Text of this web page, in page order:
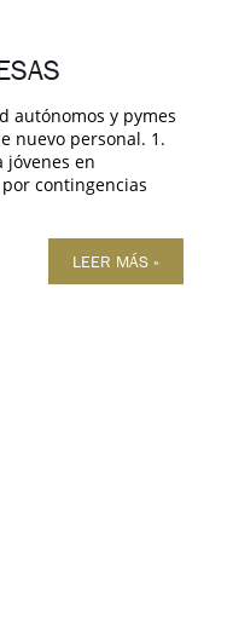
autónomos y pymes
nuevo personal. 1.
jóvenes en
contingencias
LEER MÁS »